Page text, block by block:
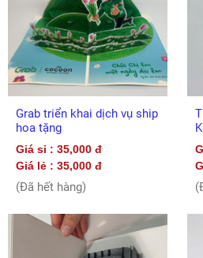
Grab triển khai dịch vụ ship
hoa tặng
Giá sỉ : 35,000 đ
Giá lẻ : 35,000 đ
(Đã hết hàng)